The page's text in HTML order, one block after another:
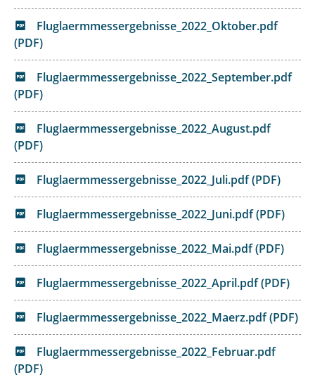
Fluglaermmessergebnisse_2022_Oktober.pdf
(PDF)
Fluglaermmessergebnisse_2022_September.pdf
(PDF)
Fluglaermmessergebnisse_2022_August.pdf
(PDF)
Fluglaermmessergebnisse_2022_Juli.pdf (PDF)
Fluglaermmessergebnisse_2022_Juni.pdf (PDF)
Fluglaermmessergebnisse_2022_Mai.pdf (PDF)
Fluglaermmessergebnisse_2022_April.pdf (PDF)
Fluglaermmessergebnisse_2022_Maerz.pdf (PDF)
Fluglaermmessergebnisse_2022_Februar.pdf
(PDF)